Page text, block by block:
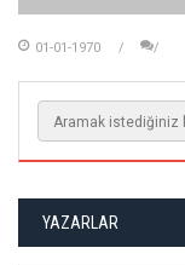
01-01-1970
YAZARLAR